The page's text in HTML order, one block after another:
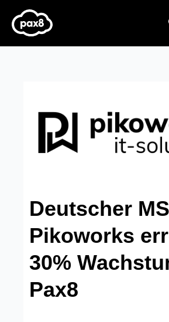
Inhalt
springen
Deutscher
Pikoworks
30%
Pax8